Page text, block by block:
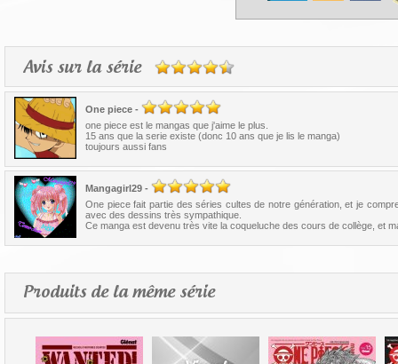
Avis sur la série
One piece -
one piece est le mangas que j'aime le plus.
15 ans que la serie existe (donc 10 ans que je lis le manga)
toujours aussi fans
Mangagirl29 -
One piece fait partie des séries cultes de notre génération, et je
avec des dessins très sympathique.
Ce manga est devenu très vite la coqueluche des cours de collège, et
Produits de la même série